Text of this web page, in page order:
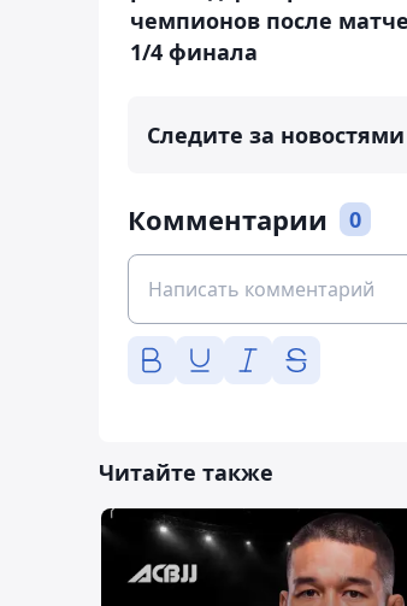
чемпионов после
1/4 финала
Следите за
Комментарии 0
Читайте также